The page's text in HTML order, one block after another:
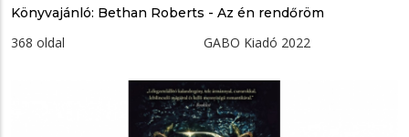
Könyvajánló: Bethan Roberts - Az ​én rendőröm
368 oldal GABO Kiadó 2022